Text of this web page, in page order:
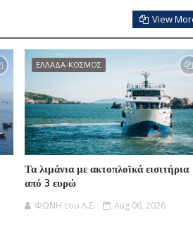
View
ΕΛΛΑΔΑ-ΚΟΣΜΟΣ
Τα λιμάνια με ακτοπλοϊκά εισιτήρια
από 3 ευρώ
ΦΩΝΗ του Λ.Σ. Aug 06, 2026